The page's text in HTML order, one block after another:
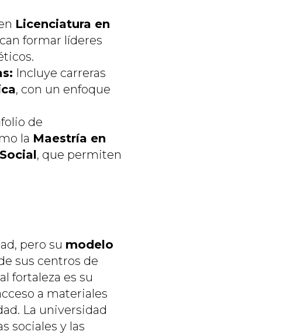
Licenciatura en
formar líderes
Incluye carreras
, con un enfoque
de
la Maestría en
, que permiten
pero su modelo
sus centros de
fortaleza es su
a materiales
La universidad
sociales y las